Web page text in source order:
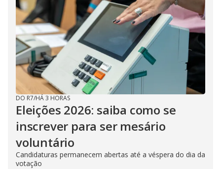
DO R7/HÁ 3 HORAS
Eleições 2026: saiba como se
inscrever para ser mesário
voluntário
Candidaturas permanecem abertas até a véspera do dia da
votação